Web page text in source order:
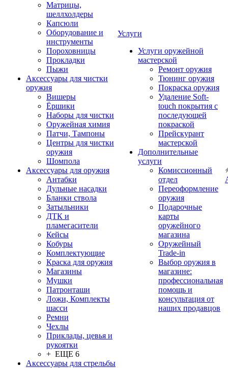
Матрицы,
шеллхолдеры
Капсюли
Оборудование и
инструменты
Пороховницы
Прокладки
Пыжи
Аксессуары для чистки
оружия
Вишеры
Ёршики
Наборы для чистки
Оружейная химия
Патчи, Тампоны
Центры для чистки
оружия
Шомпола
Аксессуары для оружия
Антабки
Дульные насадки
Бланки ствола
Затыльники
ДТК и
пламегасители
Кейсы
Кобуры
Комплектующие
Краска для оружия
Магазины
Мушки
Патронташи
Ложи, Комплекты
шасси
Ремни
Чехлы
Приклады, цевья и
рукоятки
+ ЕЩЕ 6
Аксессуары для стрельбы
Услуги
Услуги оружейной
мастерской
Ремонт оружия
Тюнинг оружия
Покраска оружия
Удаление Soft-
touch покрытия с
последующей
покраской
Прейскурант
мастерской
Дополнительные
услуги
Комиссионный
отдел
Переоформление
оружия
Подарочные
карты
оружейного
магазина
Оружейный
Trade-in
Выбор оружия в
магазине:
профессиональная
помощь и
консультация от
наших продавцов